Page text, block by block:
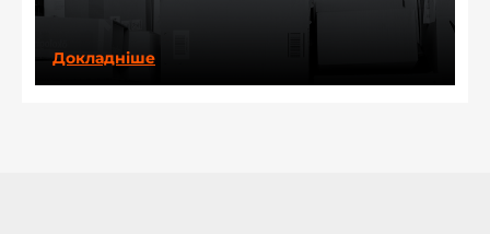
Докладніше